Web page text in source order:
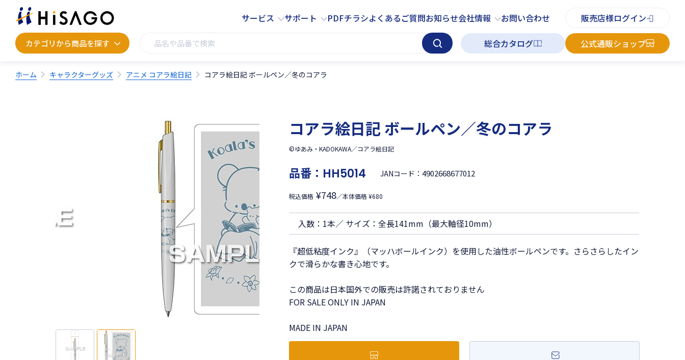
サービス サポート PDFチラシよくあるご質問お知らせ会社情報 お問い合わせ 販売店様ログイン
カテゴリから商品を探す 総合カタログ 公式通販ショップ
カテゴリから商品を探す サービス サポート PDFチラシ よくあるご質問 お知らせ お問い合わせ
ホーム キャラクターグッズ アニメ コアラ絵日記 コアラ絵日記 ボールペン／冬のコアラ
コアラ絵日記 ボールペン／冬のコアラ
©ゆあみ・KADOKAWA／コアラ絵日記
品番： HH5014 JANコード：4902668677012
税込価格 ¥748／本体価格 ¥680
入数：1本／ サイズ：全長141mm（最大軸径10mm）
『超低粘度インク』（マッハボールインク）を使用した油性ボールペンです。さらさらしたイン
クで滑らかな書き心地です。
この商品は日本国外での販売は許諾されておりません
FOR SALE ONLY IN JAPAN
MADE IN JAPAN